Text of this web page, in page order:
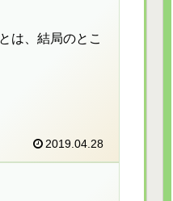
は、結局のとこ
2019.04.28